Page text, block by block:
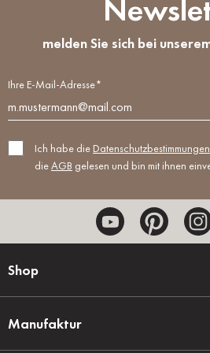
melden Sie sich bei
Ihre E-Mail-Adresse*
Ich habe die Datenschutzbestimmungen
dieAGB gelesen und bin mit ihnen
Shop
Manufaktur